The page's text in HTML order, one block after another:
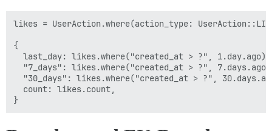
likes = UserAction.where(action_type:
{
last_day: likes.where("created_at > ?",
"7_days": likes.where("created_at > ?",
"30_days": likes.where("created_at > ?",
  count: likes.count,